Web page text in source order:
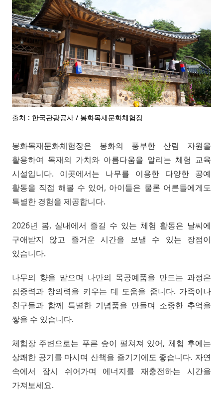
출처 : 한국관광공사 / 봉화목재문화체험장
봉화목재문화체험장은 봉화의 풍부한 산림 자원을
활용하여 목재의 가치와 아름다움을 알리는 체험 교육
시설입니다. 이곳에서는 나무를 이용한 다양한 공예
활동을 직접 해볼 수 있어, 아이들은 물론 어른들에게도
특별한 경험을 제공합니다.
2026년 봄, 실내에서 즐길 수 있는 체험 활동은 날씨에
구애받지 않고 즐거운 시간을 보낼 수 있는 장점이
있습니다.
나무의 향을 맡으며 나만의 목공예품을 만드는 과정은
집중력과 창의력을 키우는 데 도움을 줍니다. 가족이나
친구들과 함께 특별한 기념품을 만들며 소중한 추억을
쌓을 수 있습니다.
체험장 주변으로는 푸른 숲이 펼쳐져 있어, 체험 후에는
상쾌한 공기를 마시며 산책을 즐기기에도 좋습니다. 자연
속에서 잠시 쉬어가며 에너지를 재충전하는 시간을
가져보세요.